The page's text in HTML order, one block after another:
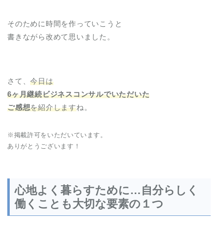
そのために時間を作っていこうと
書きながら改めて思いました。
さて、今日は
6ヶ月継続ビジネスコンサルでいただいた
ご感想を紹介しますね。
※掲載許可をいただいています。
ありがとうございます！
心地よく暮らすために…自分らしく
働くことも大切な要素の１つ